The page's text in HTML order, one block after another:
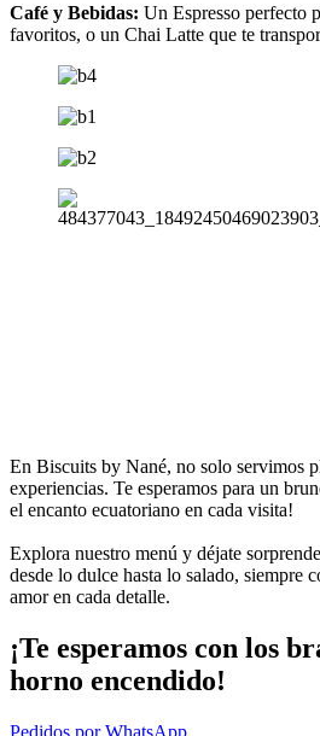
Café y Bebidas: Un Espresso perfecto
favoritos, o un Chai Latte que te
En Biscuits by Nané, no solo servimos
experiencias. Te esperamos para un
el encanto ecuatoriano en cada visita!
Explora nuestro menú y déjate
desde lo dulce hasta lo salado, siempre
amor en cada detalle.
¡Te esperamos con los
horno encendido!
Pedidos por WhatsApp